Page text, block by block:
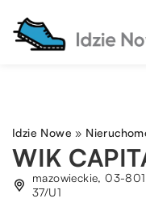
Idzie Nowe »
WIK
mazowieckie, 03-
37/U1